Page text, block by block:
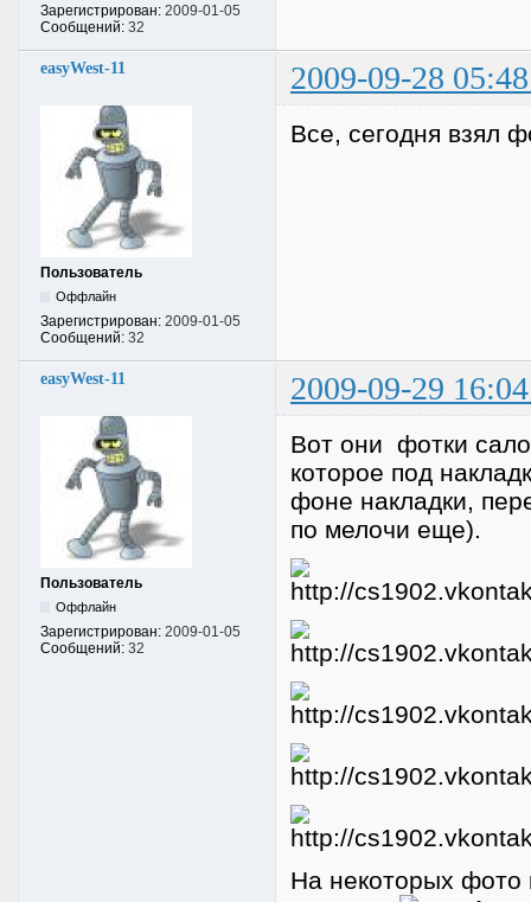
Зарегистрирован: 2009-01-05
Сообщений: 32
easyWest-11 2009-09-28
Пользователь
Оффлайн
Зарегистрирован: 2009-01-05
Сообщений: 32
Все, сегодня взял
easyWest-11 2009-09-29
Пользователь
Оффлайн
Зарегистрирован: 2009-01-05
Сообщений: 32
Вот они фотки
которое под
фоне накладки,
по мелочи еще).
На некоторых фото